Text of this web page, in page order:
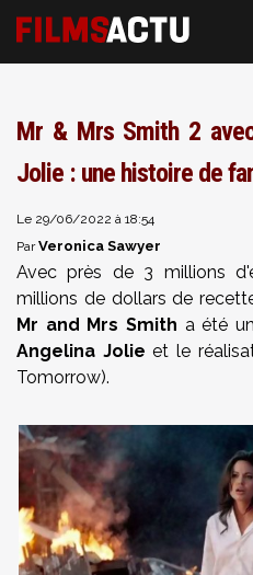
Mr & Mrs Smith 2
Jolie : une histoire de
Le 29/06/2022 à 18:54
ParVeronica Sawyer
Avec près de 3 millions
millions de dollars de
Mr and Mrs Smith a été
Angelina Jolie et le
Tomorrow).